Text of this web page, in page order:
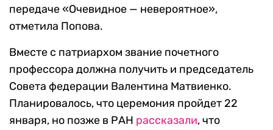
передаче «Очевидное — невероятное»,
отметила Попова.
Вместе с патриархом звание почетного
профессора должна получить и председатель
Совета федерации Валентина Матвиенко.
Планировалось, что церемония пройдет 22
января, но позже в РАН рассказали, что